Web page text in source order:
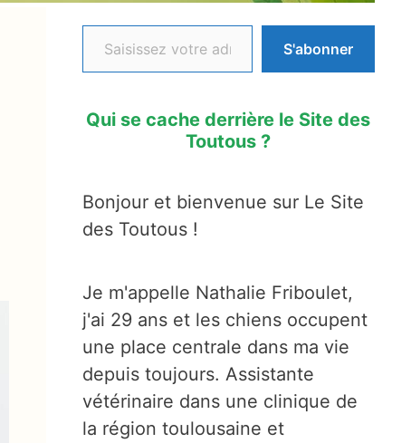
Saisissez votre adresse e-mail…
S'abonner
Qui se cache derrière le Site des
Toutous ?
Bonjour et bienvenue sur Le Site
des Toutous !
Je m'appelle Nathalie Friboulet,
j'ai 29 ans et les chiens occupent
une place centrale dans ma vie
depuis toujours. Assistante
vétérinaire dans une clinique de
la région toulousaine et